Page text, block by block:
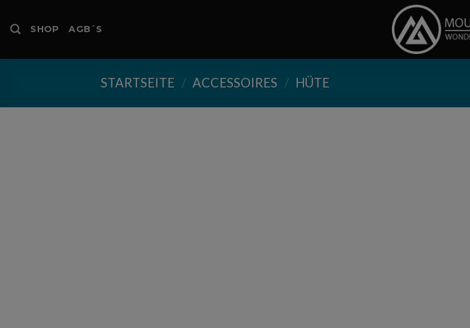
SHOP AGB´S
STARTSEITE / ACCESSOIRES / HÜTE